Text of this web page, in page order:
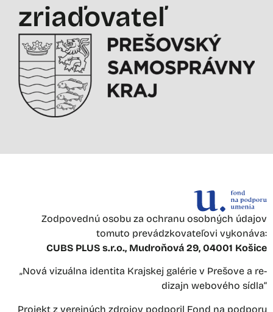
zriaďovateľ
Zodpovednú osobu za ochranu osobných údajov
tomuto prevádzkovateľovi vykonáva:
CUBS PLUS s.r.o., Mudroňová 29, 04001 Košice
„Nová vizuálna identita Krajskej galérie v Prešove a re-
dizajn webového sídla“
Projekt z verejných zdrojov podporil Fond na podporu